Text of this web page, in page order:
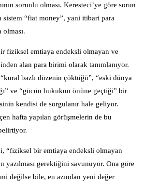
sorunlu olması. Keresteci’ye göre sorun
sistem “fiat money”, yani itibari para
olması.
fiziksel emtiaya endeksli olmayan ve
alan para birimi olarak tanımlanıyor.
bazlı düzenin çöktüğü”, “eski dünya
ve “gücün hukukun önüne geçtiği” bir
kendisi de sorgulanır hale geliyor.
hafta yapılan görüşmelerin de bu
“fiziksel bir emtiaya endeksli olmayan
yazılması gerektiğini savunuyor. Ona göre
değilse bile, en azından yeni değer